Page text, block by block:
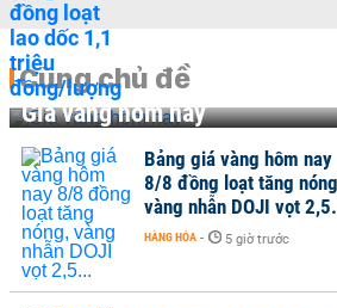
Cùng chủ đề
Giá vàng hôm nay
Bảng giá vàng hôm nay
8/8 đồng loạt tăng
vàng nhẫn DOJI vọt
HÀNG HÓA - 5 giờ trước